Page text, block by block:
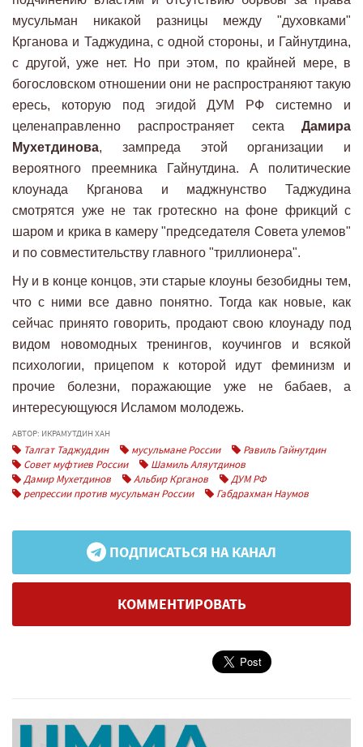
мусульман никакой разницы между "духовками"
Крганова и Таджудина, с одной стороны, и Гайнутдина,
с другой, уже нет. Но при этом, по крайней мере, в
богословском отношении они не распространяют такую
ересь, которую под эгидой ДУМ РФ системно и
целенаправленно распространяет секта Дамира
Мухетдинова, зампреда этой организации и
вероятного преемника Гайнутдина. А политические
клоунада Крганова и маджнунство Таджудина
смотрятся уже не так гротескно на фоне фрикций с
шаром и крика в камеру "председателя Совета улемов"
и по совместительству главного "триллионера".
Ну и в конце концов, эти старые клоуны безобидны тем,
что с ними все давно понятно. Тогда как новые, как
сейчас принято говорить, продают свою клоунаду под
видом новомодных тренингов, коучингов и всякой
психологии, прицепом к которой идут феминизм и
прочие болезни, поражающие уже не бабаев, а
интересующуюся Исламом молодежь.
АВТОР: ИКРАМУТДИН ХАН
Талгат Таджуддин мусульмане России
Равиль Гайнутдин
Совет муфтиев России
Шамиль Аляутдинов
Дамир Мухетдинов
Альбир Крганов
ДУМ РФ
репрессии против мусульман России
Габдрахман Наумов
ПОДПИСАТЬСЯ НА КАНАЛ
КОММЕНТИРОВАТЬ